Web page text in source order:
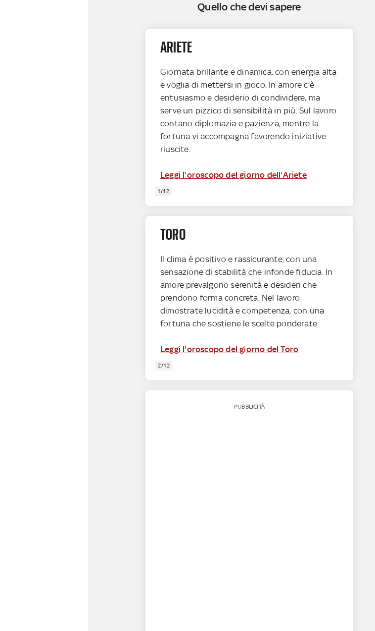
Quello che devi sapere
ARIETE
Giornata brillante e dinamica, con energia alta
e voglia di mettersi in gioco. In amore c’è
entusiasmo e desiderio di condividere, ma
serve un pizzico di sensibilità in più. Sul lavoro
contano diplomazia e pazienza, mentre la
fortuna vi accompagna favorendo iniziative
riuscite.
Leggi l'oroscopo del giorno dell'Ariete
1/12
TORO
Il clima è positivo e rassicurante, con una
sensazione di stabilità che infonde fiducia. In
amore prevalgono serenità e desideri che
prendono forma concreta. Nel lavoro
dimostrate lucidità e competenza, con una
fortuna che sostiene le scelte ponderate.
Leggi l'oroscopo del giorno del Toro
2/12
PUBBLICITÀ